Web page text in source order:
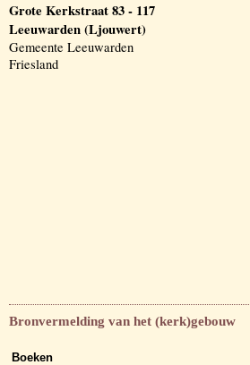
Grote Kerkstraat 83 - 117
Leeuwarden (Ljouwert)
Gemeente Leeuwarden
Friesland
Bronvermelding van het (kerk)gebouw
Boeken